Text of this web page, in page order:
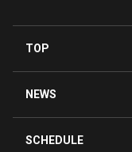
TOP
NEWS
SCHEDULE